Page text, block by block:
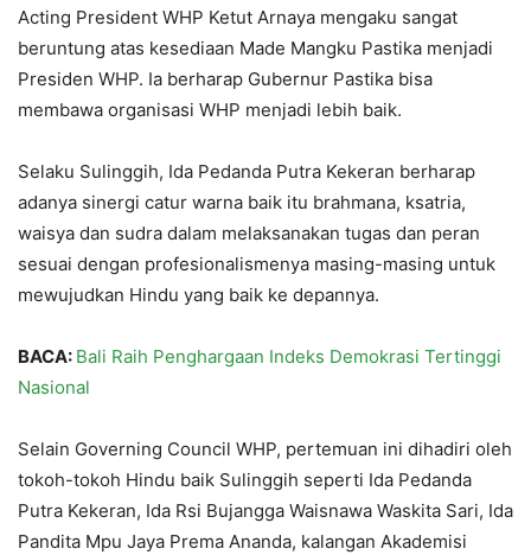
Acting President WHP Ketut Arnaya mengaku sangat
beruntung atas kesediaan Made Mangku Pastika menjadi
Presiden WHP. Ia berharap Gubernur Pastika bisa
membawa organisasi WHP menjadi lebih baik.
Selaku Sulinggih, Ida Pedanda Putra Kekeran berharap
adanya sinergi catur warna baik itu brahmana, ksatria,
waisya dan sudra dalam melaksanakan tugas dan peran
sesuai dengan profesionalismenya masing-masing untuk
mewujudkan Hindu yang baik ke depannya.
BACA: Bali Raih Penghargaan Indeks Demokrasi Tertinggi
Nasional
Selain Governing Council WHP, pertemuan ini dihadiri oleh
tokoh-tokoh Hindu baik Sulinggih seperti Ida Pedanda
Putra Kekeran, Ida Rsi Bujangga Waisnawa Waskita Sari, Ida
Pandita Mpu Jaya Prema Ananda, kalangan Akademisi